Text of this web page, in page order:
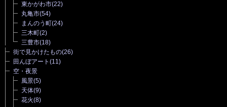
東かがわ市(22)
丸亀市(54)
まんのう町(24)
三木町(2)
三豊市(18)
街で見かけたもの(26)
田んぼアート (11)
空・夜景
風景(5)
天体(9)
花火(8)